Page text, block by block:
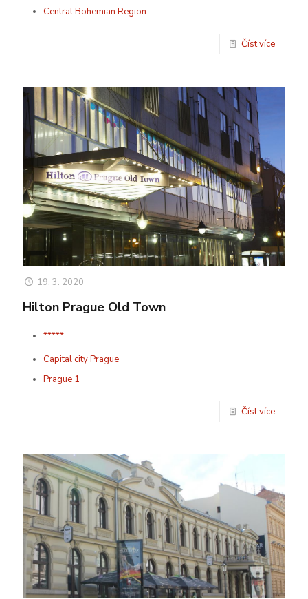
Central Bohemian Region
Číst více
19. 3. 2020
Hilton Prague Old Town
*****
Capital city Prague
Prague 1
Číst více